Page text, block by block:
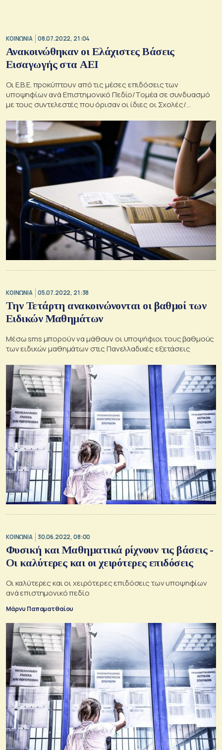
ΚΟΙΝΩΝΙΑ 08.07.2022, 21:04
Ανακοινώθηκαν οι Ελάχιστες Βάσεις
Εισαγωγής στα ΑΕΙ
Οι Ε.Β.Ε. προκύπτουν από τις μέσες επιδόσεις των
υποψηφίων ανά Επιστημονικό Πεδίο/Τομέα σε συνδυασμό
με τους συντελεστές που όρισαν οι ίδιες οι Σχολές/
ΚΟΙΝΩΝΙΑ 05.07.2022, 21:38
Την Τετάρτη ανακοινώνονται οι βαθμοί των
Ειδικών Μαθημάτων
Μέσω sms μπορούν να μάθουν οι υποψήφιοι τους βαθμούς
των ειδικών μαθημάτων στις Πανελλαδικές εξετάσεις
ΚΟΙΝΩΝΙΑ 30.06.2022, 08:00
Φυσική και Μαθηματικά ρίχνουν τις βάσεις -
Οι καλύτερες και οι χειρότερες επιδόσεις
Οι καλύτερες και οι χειρότερες επιδόσεις των υποψηφίων
ανά επιστημονικό πεδίο
Μάρνυ Παπαματθαίου